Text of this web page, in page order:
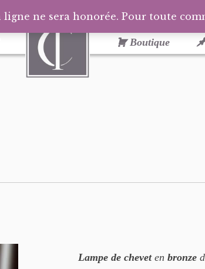
Boutique
Lampe de cheveten bronze
ne sera honorée. Pour toute